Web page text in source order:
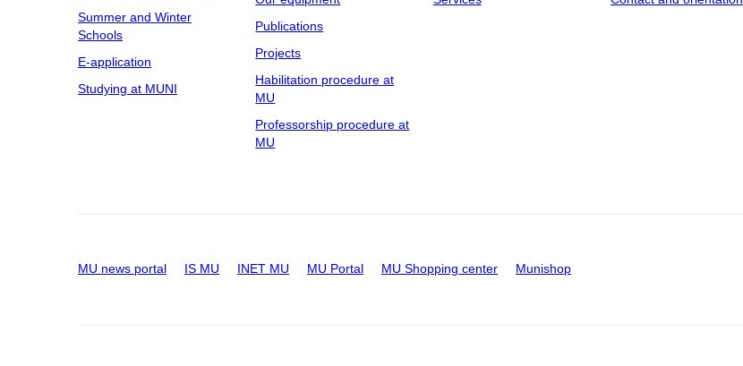
Summer and Winter
Schools
E-application
Studying at MUNI
Publications
Projects
Habilitation procedure at
MU
Professorship procedure at
MU
MU news portal IS MU INET MU MU Portal MU Shopping center Munishop